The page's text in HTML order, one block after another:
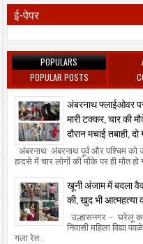
ई-पेपर
POPULARS
POPULAR POSTS
अंबरनाथ फ्लाईओवर
मारी टक्कर, चार की
दौरान मचाई तबाही,
अंबरनाथ: अंबरनाथ पूर्व और पश्चिम
हादसे में चार लोगों की मौके पर ही मौत हो
खूनी अंजाम में बदला
की, खुद भी आत्महत्या
उल्हासनगर – घरेलू
निवासी महिला विद्या
गला रेत...